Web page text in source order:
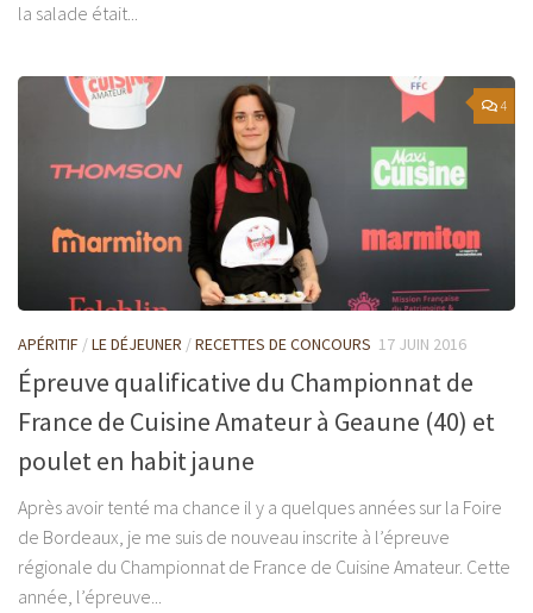
la salade était...
4
APÉRITIF /LE DÉJEUNER /RECETTES DE CONCOURS 17 JUIN 2016
Épreuve qualificative du Championnat de
France de Cuisine Amateur à Geaune (40) et
poulet en habit jaune
Après avoir tenté ma chance il y a quelques années sur la Foire
de Bordeaux, je me suis de nouveau inscrite à l’épreuve
régionale du Championnat de France de Cuisine Amateur. Cette
année, l’épreuve...